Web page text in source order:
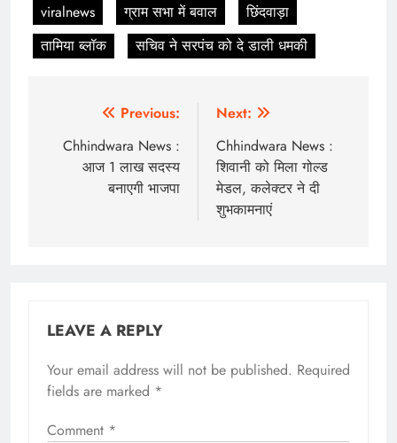
viralnews
ग्राम सभा में बवाल
छिंदवाड़ा
तामिया ब्लॉक
सचिव ने सरपंच को दे डाली धमकी
navigation
Previous:
Chhindwara News :
आज 1 लाख सदस्य
बनाएगी भाजपा
Next:
Chhindwara News :
शिवानी को मिला गोल्ड
मेडल, कलेक्टर ने दी
शुभकामनाएं
LEAVE A REPLY
Your email address will not be published. Required
fields are marked *
Comment *